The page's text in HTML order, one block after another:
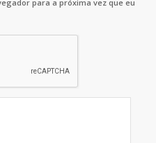
para a próxima vez que eu